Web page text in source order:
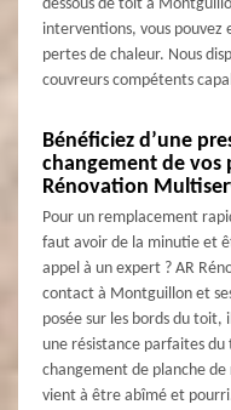
dessous de toit à
interventions, vous
pertes de chaleur. Nous
couvreurs compétents
Bénéficiez d’une
changement de vos
Rénovation
Pour un remplacement
faut avoir de la minutie et
appel à un expert ? AR
contact à Montguillon et
posée sur les bords du
une résistance parfaites
changement de planche
vient à être abîmé et